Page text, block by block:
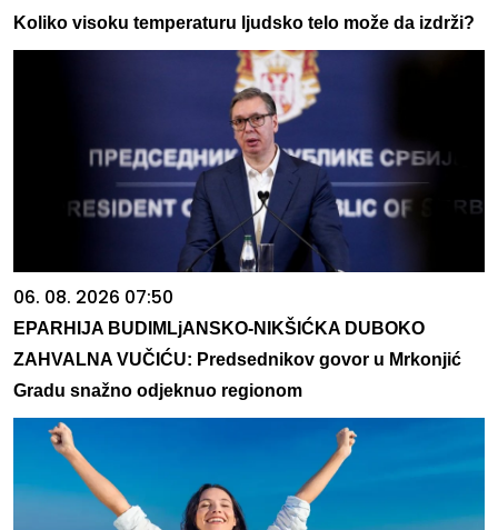
Koliko visoku temperaturu ljudsko telo može da izdrži?
06. 08. 2026 07:50
EPARHIJA BUDIMLjANSKO-NIKŠIĆKA DUBOKO
ZAHVALNA VUČIĆU: Predsednikov govor u Mrkonjić
Gradu snažno odjeknuo regionom